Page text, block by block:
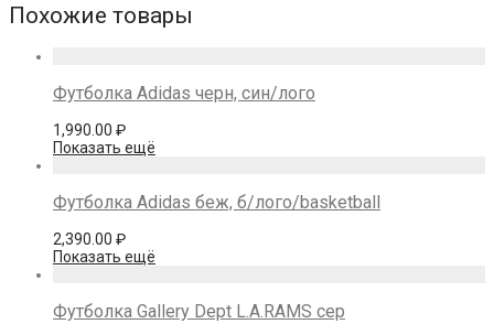
Похожие товары
Футболка Adidas черн, син/лого
1,990.00 ₽
Показать ещё
Футболка Adidas беж, б/лого/basketball
2,390.00 ₽
Показать ещё
Футболка Gallery Dept L.A.RAMS сер